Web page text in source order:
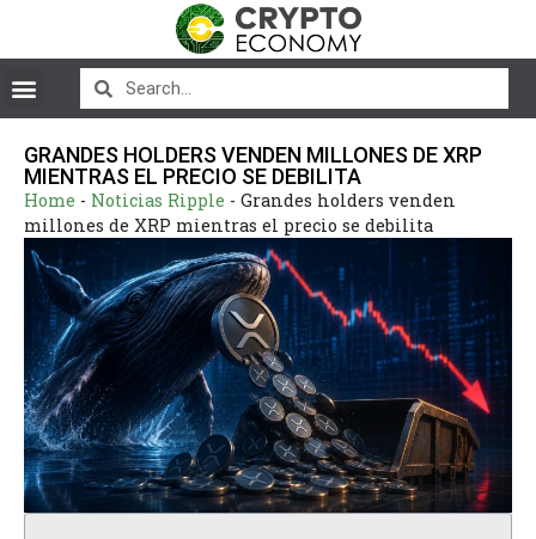
GRANDES HOLDERS VENDEN MILLONES DE XRP
MIENTRAS EL PRECIO SE DEBILITA
Home - Noticias Ripple - Grandes holders venden
millones de XRP mientras el precio se debilita